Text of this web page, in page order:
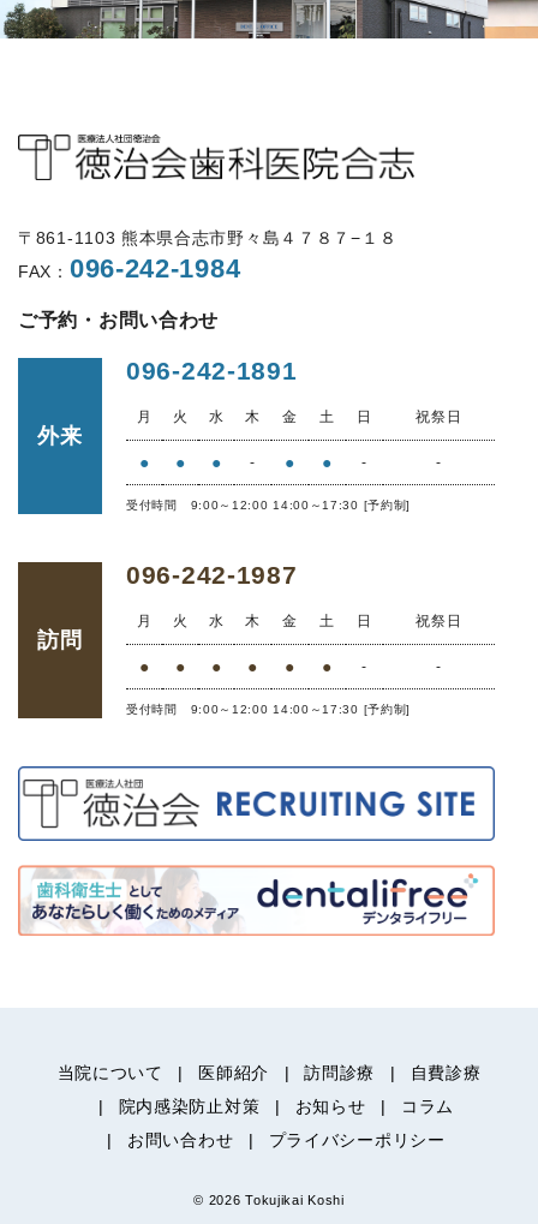
〒861-1103 熊本県合志市野々島４７８７−１８
FAX： 096-242-1984
ご予約・お問い合わせ
外来
096-242-1891
月 火 水 木 金 土 日 祝祭日
● ● ● - ● ● - -
受付時間 9:00～12:00 14:00～17:30 [予約制]
訪問
096-242-1987
月 火 水 木 金 土 日 祝祭日
● ● ● ● ● ● - -
受付時間 9:00～12:00 14:00～17:30 [予約制]
当院について 医師紹介 訪問診療
自費診療
院内感染防止対策
お知らせ
コラム
お問い合わせ
プライバシーポリシー
© 2026 Tokujikai Koshi